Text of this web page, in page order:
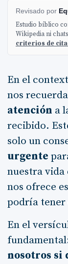
Revisado por
Estudio bíblico
Wikipedia ni
criterios de
En el
nos
atención a
recibido.
solo un
urgente
nuestra vida
nos ofrece es
podría tener
En el
nosotros si